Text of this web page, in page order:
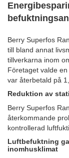
Berry Superfos
till bland annat
tillverkarna inom
Företaget valde
var återbetald på
Reduktion av
Berry Superfos
återkommande
kontrollerad
Luftbefuktning
inomhusklimat